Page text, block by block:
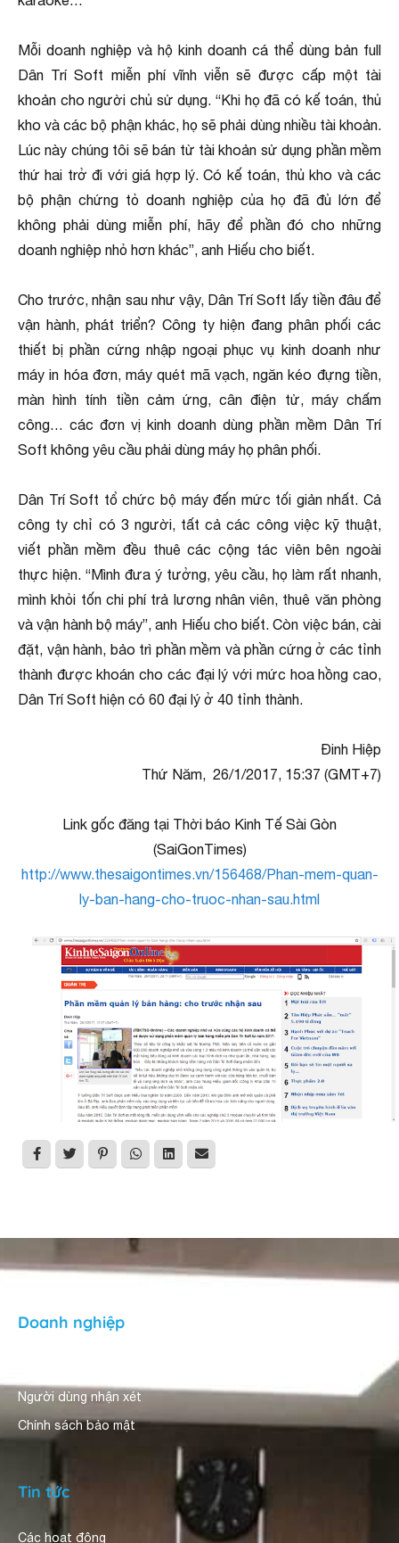
Mỗi doanh nghiệp và hộ kinh doanh cá thể dùng bản full
Dân Trí Soft miễn phí vĩnh viễn sẽ được cấp một tài
khoản cho người chủ sử dụng. “Khi họ đã có kế toán, thủ
kho và các bộ phận khác, họ sẽ phải dùng nhiều tài khoản.
Lúc này chúng tôi sẽ bán từ tài khoản sử dụng phần mềm
thứ hai trở đi với giá hợp lý. Có kế toán, thủ kho và các
bộ phận chứng tỏ doanh nghiệp của họ đã đủ lớn để
không phải dùng miễn phí, hãy để phần đó cho những
doanh nghiệp nhỏ hơn khác”, anh Hiếu cho biết.
Cho trước, nhận sau như vậy, Dân Trí Soft lấy tiền đâu để
vận hành, phát triển? Công ty hiện đang phân phối các
thiết bị phần cứng nhập ngoại phục vụ kinh doanh như
máy in hóa đơn, máy quét mã vạch, ngăn kéo đựng tiền,
màn hình tính tiền cảm ứng, cân điện tử, máy chấm
công… các đơn vị kinh doanh dùng phần mềm Dân Trí
Soft không yêu cầu phải dùng máy họ phân phối.
Dân Trí Soft tổ chức bộ máy đến mức tối giản nhất. Cả
công ty chỉ có 3 người, tất cả các công việc kỹ thuật,
viết phần mềm đều thuê các cộng tác viên bên ngoài
thực hiện. “Mình đưa ý tưởng, yêu cầu, họ làm rất nhanh,
mình khỏi tốn chi phí trả lương nhân viên, thuê văn phòng
và vận hành bộ máy”, anh Hiếu cho biết. Còn việc bán, cài
đặt, vận hành, bảo trì phần mềm và phần cứng ở các tỉnh
thành được khoán cho các đại lý với mức hoa hồng cao,
Dân Trí Soft hiện có 60 đại lý ở 40 tỉnh thành.
Đinh Hiệp
Thứ Năm, 26/1/2017, 15:37 (GMT+7)
Link gốc đăng tại Thời báo Kinh Tế Sài Gòn
(SaiGonTimes)
http://www.thesaigontimes.vn/156468/Phan-mem-quan-
ly-ban-hang-cho-truoc-nhan-sau.html
Doanh nghiệp
Người dùng nhận xét
Chính sách bảo mật
Tin tức
Các hoạt động